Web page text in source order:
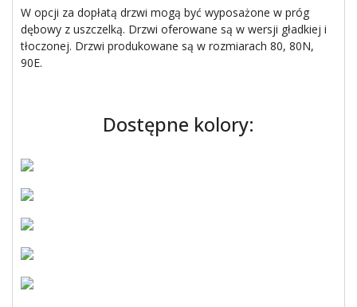
W opcji za dopłatą drzwi mogą być wyposażone w próg
dębowy z uszczelką. Drzwi oferowane są w wersji gładkiej i
tłoczonej. Drzwi produkowane są w rozmiarach 80, 80N,
90E.
Dostępne kolory: